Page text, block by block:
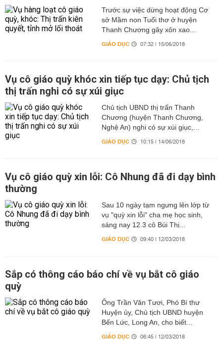
Trước sự việc dừng hoạt động Cơ
sở Mầm non Tuổi thơ ở huyện
Thanh Chương gây xôn xao...
GIÁO DỤC 07:32 | 15/06/2018
Vụ cô giáo quỳ khóc xin tiếp tục dạy: Chủ tịch
thị trấn nghi có sự xúi giục
Chủ tịch UBND thị trấn Thanh
Chương (huyện Thanh Chương,
Nghệ An) nghi có sự xúi giục,...
GIÁO DỤC 10:15 | 14/06/2018
Vụ cô giáo quỳ xin lỗi: Cô Nhung đã đi dạy bình
thường
Sau 10 ngày tạm ngưng lên lớp từ
vụ "quỳ xin lỗi" cha mẹ học sinh,
sáng nay 12.3 cô Bùi Thị...
GIÁO DỤC 09:40 | 12/03/2018
Sắp có thông cáo báo chí về vụ bắt cô giáo
quỳ
Ông Trần Văn Tươi, Phó Bí thư
Huyện ủy, Chủ tịch UBND huyện
Bến Lức, Long An, cho biết...
GIÁO DỤC 06:45 | 12/03/2018